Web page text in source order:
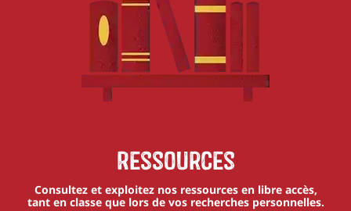
Ressources
Consultez et exploitez nos ressources en libre accès,
tant en classe que lors de vos recherches personnelles.